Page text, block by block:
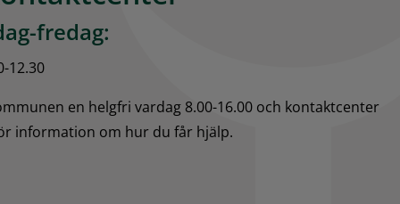
fredag:
12.30
en helgfri vardag 8.00-16.00 och kontaktcenter
information om hur du får hjälp.